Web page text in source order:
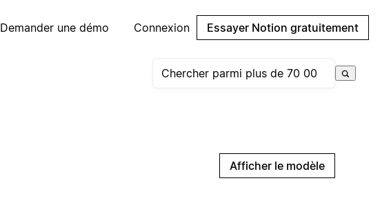
Demander une démo Connexion Essayer Notion gratuitement
Afficher le modèle